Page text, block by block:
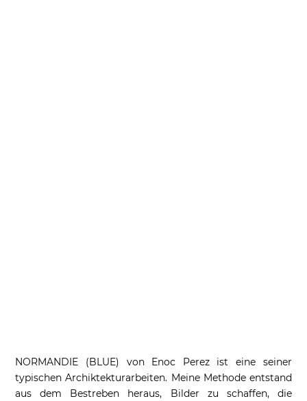
NORMANDIE (BLUE) von Enoc Perez ist eine seiner
typischen Archiktekturarbeiten. Meine Methode entstand
aus dem Bestreben heraus, Bilder zu schaffen, die